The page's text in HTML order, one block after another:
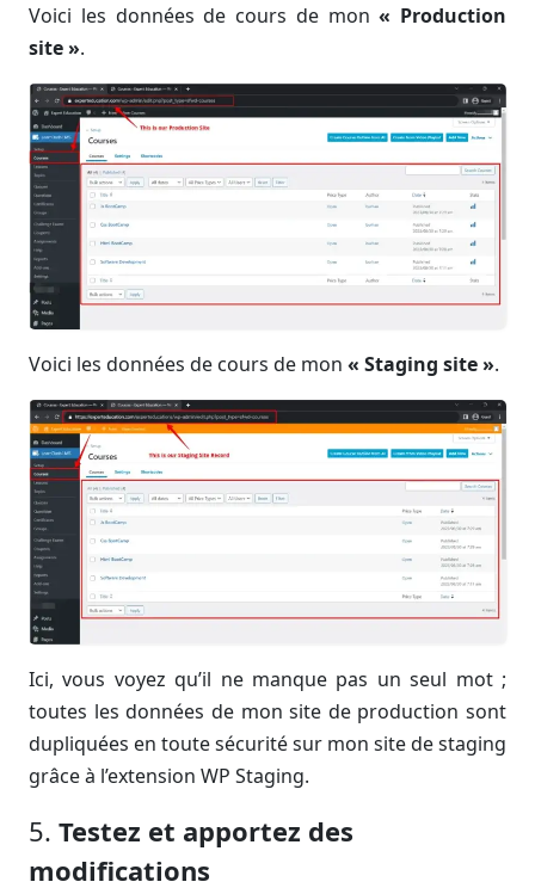
Voici les données de cours de mon« Production
site ».
Voici les données de cours de mon « Staging site ».
Ici, vous voyez qu’il ne manque pas un seul mot ;
toutes les données de mon site de production sont
dupliquées en toute sécurité sur mon site de staging
grâce à l’extension WP Staging.
5. Testez et apportez des
modifications